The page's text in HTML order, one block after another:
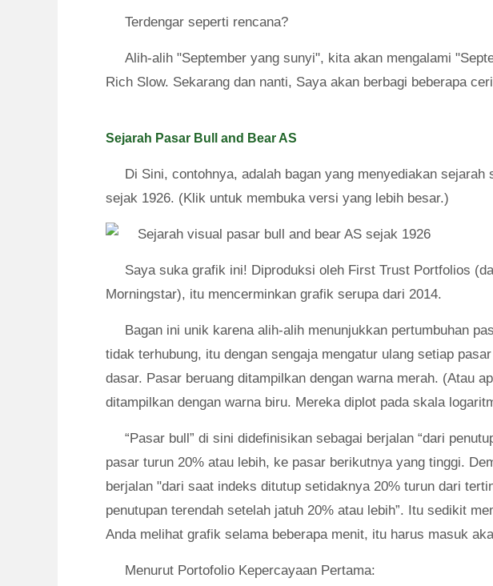
Terdengar seperti rencana?
Alih-alih "September yang sunyi", kita akan mengalami
Rich Slow. Sekarang dan nanti, Saya akan berbagi beberapa
Sejarah Pasar Bull and Bear AS
Di Sini, contohnya, adalah bagan yang menyediakan sejarah
sejak 1926. (Klik untuk membuka versi yang lebih besar.)
Saya suka grafik ini! Diproduksi oleh First Trust Portfolios
Morningstar), itu mencerminkan grafik serupa dari 2014.
Bagan ini unik karena alih-alih menunjukkan pertumbuhan
tidak terhubung, itu dengan sengaja mengatur ulang setiap
dasar. Pasar beruang ditampilkan dengan warna merah. (Atau
ditampilkan dengan warna biru. Mereka diplot pada skala
“Pasar bull” di sini didefinisikan sebagai berjalan “dari
pasar turun 20% atau lebih, ke pasar berikutnya yang tinggi.
berjalan "dari saat indeks ditutup setidaknya 20% turun dari
penutupan terendah setelah jatuh 20% atau lebih”. Itu sedikit
Anda melihat grafik selama beberapa menit, itu harus masuk
Menurut Portofolio Kepercayaan Pertama: